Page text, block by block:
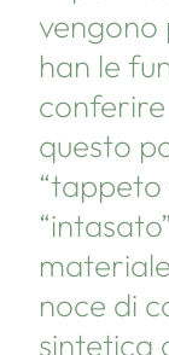
vengono
han le
questo
“tappeto
noce di
sintetica